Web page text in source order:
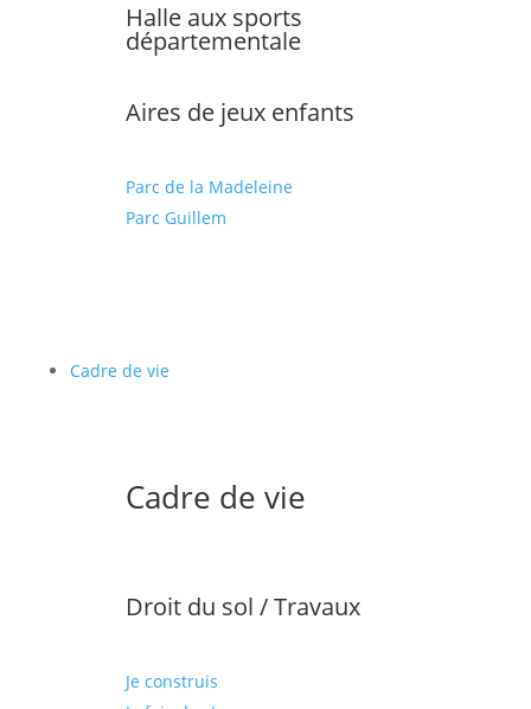
Halle aux sports
départementale
Aires de jeux enfants
Parc de la Madeleine
Parc Guillem
Cadre de vie
Cadre de vie
Droit du sol / Travaux
Je construis